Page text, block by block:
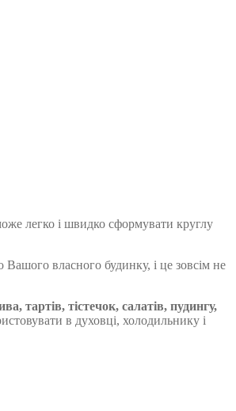
легко і швидко сформувати круглу
власного будинку, і це зовсім не
тартів, тістечок, салатів, пудингу,
в духовці, холодильнику і